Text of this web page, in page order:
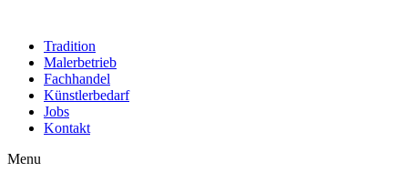
Tradition
Malerbetrieb
Fachhandel
Künstlerbedarf
Jobs
Kontakt
Menu